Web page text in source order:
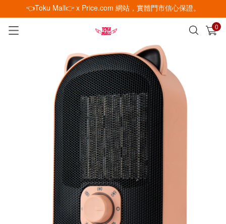
👈Toku Mall👉 x Price.com 網站，實體門市信心保證。
0
已加入購物車 查看